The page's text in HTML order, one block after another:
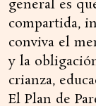
general es
compartida,
conviva el
y la
crianza,
El Plan de